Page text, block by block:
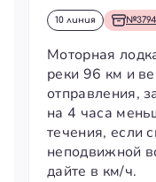
10 линия
Моторная
реки 96 км и
отправления,
на 4 часа
течения, если
неподвижной
дайте в км/ч.